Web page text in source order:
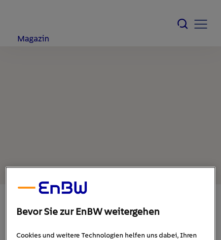
Magazin
20. Juni 2022 1min
Bevor Sie zur EnBW weitergehen
Cookies und weitere Technologien helfen uns dabei, Ihren